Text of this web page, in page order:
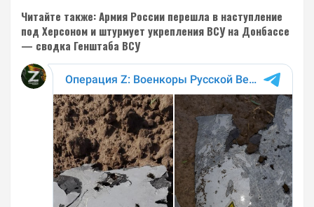
Читайте также: Армия России перешла в наступление
под Херсоном и штурмует укрепления ВСУ на Донбассе
— сводка Генштаба ВСУ